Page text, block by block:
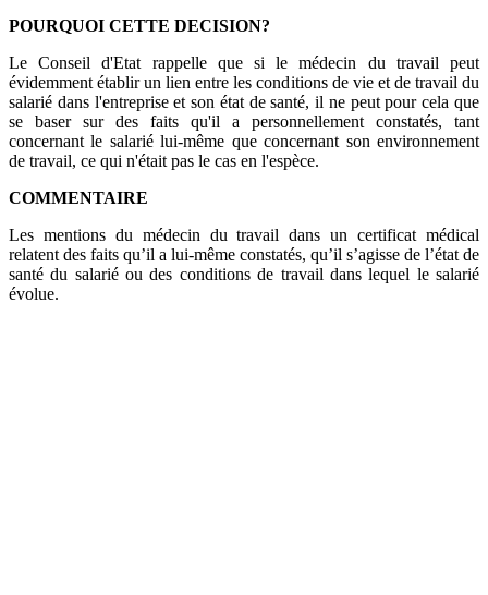
POURQUOI CETTE DECISION?
Le Conseil d'Etat rappelle que si le médecin du travail peut
évidemment établir un lien entre les conditions de vie et de travail du
salarié dans l'entreprise et son état de santé, il ne peut pour cela que
se baser sur des faits qu'il a personnellement constatés, tant
concernant le salarié lui-même que concernant son environnement
de travail, ce qui n'était pas le cas en l'espèce.
COMMENTAIRE
Les mentions du médecin du travail dans un certificat médical
relatent des faits qu’il a lui-même constatés, qu’il s’agisse de l’état de
santé du salarié ou des conditions de travail dans lequel le salarié
évolue.